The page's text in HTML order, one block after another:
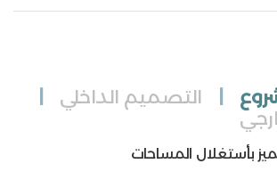
التصميم الداخلي
بأستغلال المساحات